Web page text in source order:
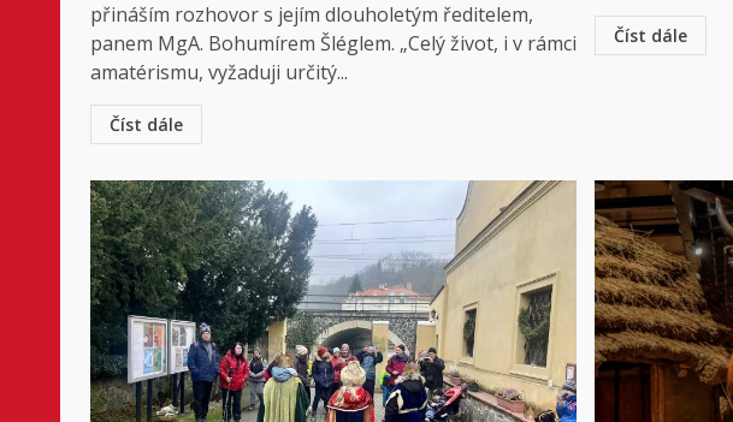
přináším rozhovor s jejím dlouholetým ředitelem,
panem MgA. Bohumírem Šléglem. „Celý život, i v rámci
amatérismu, vyžaduji určitý...
Číst dále
Číst dále